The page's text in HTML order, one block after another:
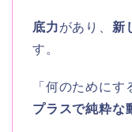
底力があり、 新
す。
「何のために
プラスで純粋な